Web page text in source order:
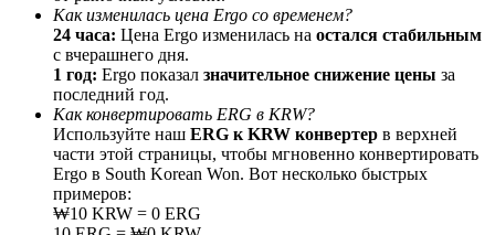
Реферал
Пригласите друга, чтобы получить денежные
вознаграждения
Deposit CASHCAT & Win
Как изменилась цена Ergo со временем?
24 часа: Цена Ergo изменилась на остался стабильным
с вчерашнего дня.
1 год: Ergo показал значительное снижение цены за
последний год.
Как конвертировать ERG в KRW?
Используйте наш ERG к KRW конвертер в верхней
части этой страницы, чтобы мгновенно конвертировать
Ergo в South Korean Won. Вот несколько быстрых
примеров:
₩10 KRW = 0 ERG